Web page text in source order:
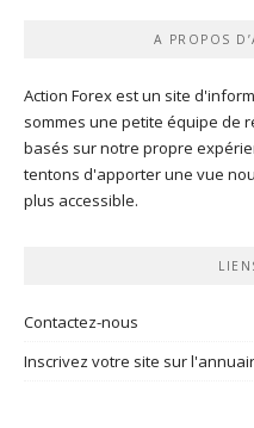
A PROPOS
Action Forex est un site
sommes une petite équipe de
basés sur notre propre
tentons d'apporter une vue
plus accessible.
Contactez-nous
Inscrivez votre site sur